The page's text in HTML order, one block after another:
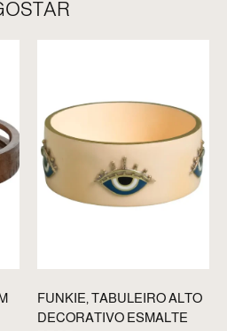
FUNKIE, TABULEIRO ALTO
DECORATIVO ESMALTE